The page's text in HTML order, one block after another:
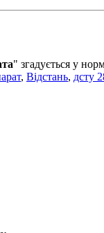
" згадується у
, Відстань, дсту